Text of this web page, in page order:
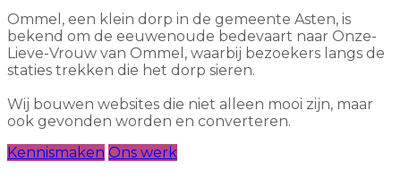
Ommel, een klein dorp in de gemeente Asten, is
bekend om de eeuwenoude bedevaart naar Onze-
Lieve-Vrouw van Ommel, waarbij bezoekers langs de
staties trekken die het dorp sieren.
Wij bouwen websites die niet alleen mooi zijn, maar
ook gevonden worden en converteren.
Kennismaken Ons werk